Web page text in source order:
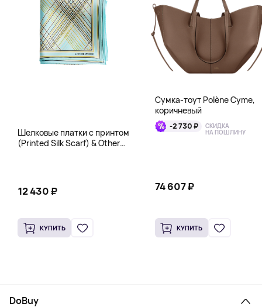
Шелковые платки с принтом
(Printed Silk Scarf) & Other
12 430 ₽
КУПИТЬ
Сумка-тоут Polène Cyme,
коричневый
-2 730 ₽ СКИДКА
НА ПОШЛИНУ
74 607 ₽
КУПИТЬ
DoBuy